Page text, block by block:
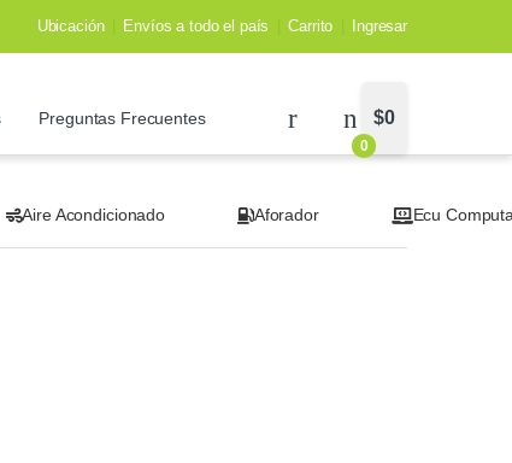
Ubicación Envíos a todo el país Carrito Ingresar
Preguntas Frecuentes
0
$0
Aire Acondicionado Aforador Ecu